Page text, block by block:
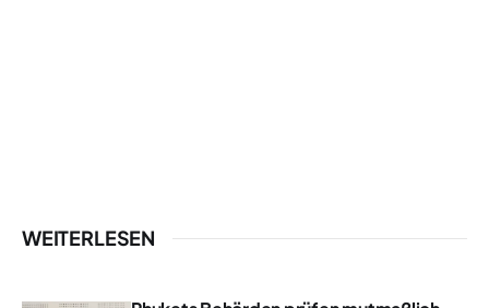
WEITERLESEN